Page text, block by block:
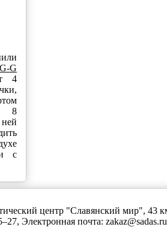
G
4
8
с
центр "Славянский мир",
, Электронная почта: zakaz@sadas.ru